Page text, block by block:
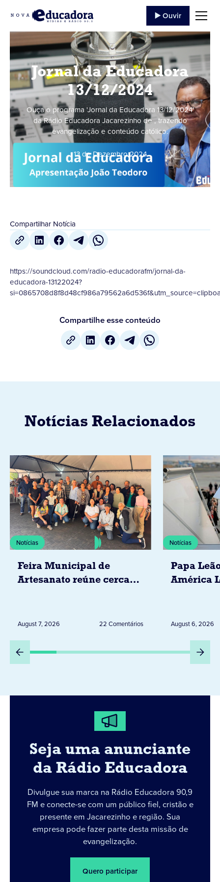
▶️ Ouvir
Jornal da Educadora
13/12/2024
Ouça o programa 'Jornal da Educadora 13/12/2024'
da Rádio Educadora Jacarezinho de , trazendo
evangelização e conteúdo católico.
13 de Dezembro,2024
Compartilhar Notícia
https://soundcloud.com/radio-educadorafm/jornal-da-
educadora-13122024?
Compartilhe esse conteúdo
Notícias Relacionados
Notícias
Feira Municipal de
Artesanato reúne cerca
August 7, 2026 22 Comentários
Notícias
Papa
América
Peru
August 6, 2026
Seja uma anunciante
da Rádio Educadora
Divulgue sua marca na Rádio Educadora 90,9
FM e conecte-se com um público fiel, cristão e
presente em Jacarezinho e região. Sua
empresa pode fazer parte desta missão de
evangelização.
Quero participar